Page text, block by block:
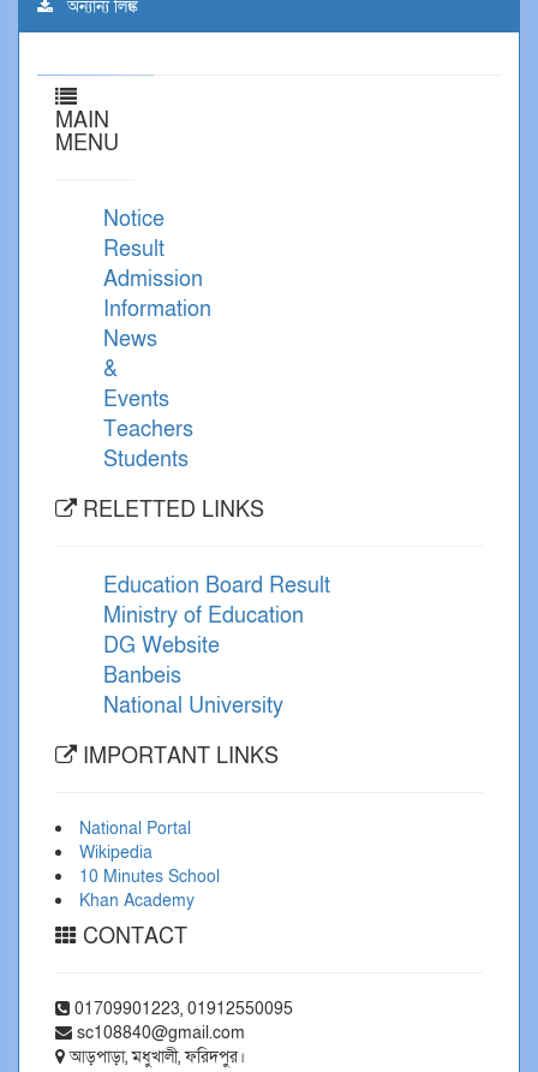
অন্যান্য লিঙ্ক
MAIN
MENU
Notice
Result
Admission
Information
News
&
Events
Teachers
Students
RELETTED LINKS
Education Board Result
Ministry of Education
DG Website
Banbeis
National University
IMPORTANT LINKS
National Portal
Wikipedia
10 Minutes School
Khan Academy
CONTACT
01709901223, 01912550095
sc108840@gmail.com
আড়পাড়া, মধুখালী, ফরিদপুর।